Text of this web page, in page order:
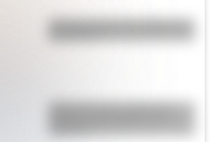
¿Por qué cortar una cebolla nos
¿Qué es la Luna, cuál es su
existiera?